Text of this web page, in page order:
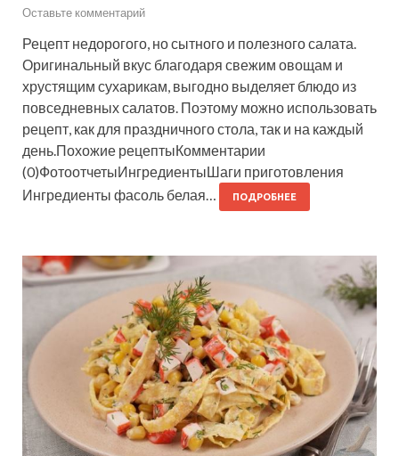
Оставьте комментарий
Рецепт недорогого, но сытного и полезного салата.
Оригинальный вкус благодаря свежим овощам и
хрустящим сухарикам, выгодно выделяет блюдо из
повседневных салатов. Поэтому можно использовать
рецепт, как для праздничного стола, так и на каждый
день.Похожие рецептыКомментарии
(0)ФотоотчетыИнгредиентыШаги приготовления
Ингредиенты фасоль белая…
ПОДРОБНЕЕ